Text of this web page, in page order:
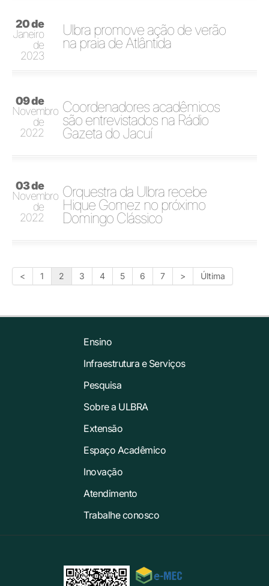
20 de
Janeiro
de
2023
Ulbra promove ação de verão
na praia de Atlântida
09 de
Novembro
de
2022
Coordenadores acadêmicos
são entrevistados na Rádio
Gazeta do Jacuí
03 de
Novembro
de
2022
Orquestra da Ulbra recebe
Hique Gomez no próximo
Domingo Clássico
< 1 2 3 4 5 6 7 > Última
Ensino
Infraestrutura e Serviços
Pesquisa
Sobre a ULBRA
Extensão
Espaço Acadêmico
Inovação
Atendimento
Trabalhe conosco